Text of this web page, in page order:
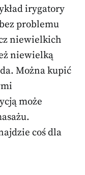
irygatory
problemu
niewielkich
niewielką
Można kupić
może
coś dla